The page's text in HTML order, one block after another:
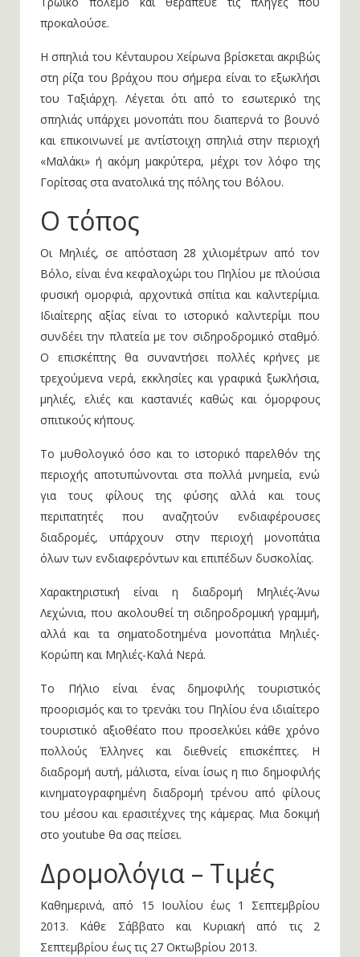
Τρωικό πόλεμο και θεράπευε τις πληγές που
Η σπηλιά του Κένταυρου Χείρωνα βρίσκεται ακριβώς
στη ρίζα του βράχου που σήμερα είναι το εξωκλήσι
του Ταξιάρχη. Λέγεται ότι από το εσωτερικό της
σπηλιάς υπάρχει μονοπάτι που διαπερνά το βουνό
και επικοινωνεί με αντίστοιχη σπηλιά στην περιοχή
«Μαλάκι» ή ακόμη μακρύτερα, μέχρι τον λόφο της
Ο τόπος
Οι Μηλιές, σε απόσταση 28 χιλιομέτρων από τον
Βόλο, είναι ένα κεφαλοχώρι του Πηλίου με πλούσια
φυσική ομορφιά, αρχοντικά σπίτια και καλντερίμια.
Ιδιαίτερης αξίας είναι το ιστορικό καλντερίμι που
συνδέει την πλατεία με τον σιδηροδρομικό σταθμό.
Ο επισκέπτης θα συναντήσει πολλές κρήνες με
τρεχούμενα νερά, εκκλησίες και γραφικά ξωκλήσια,
μηλιές, ελιές και καστανιές καθώς και όμορφους
Το μυθολογικό όσο και το ιστορικό παρελθόν της
περιοχής αποτυπώνονται στα πολλά μνημεία, ενώ
για τους φίλους της φύσης αλλά και τους
περιπατητές που αναζητούν ενδιαφέρουσες
διαδρομές, υπάρχουν στην περιοχή μονοπάτια
Χαρακτηριστική είναι η διαδρομή Μηλιές-Άνω
Λεχώνια, που ακολουθεί τη σιδηροδρομική γραμμή,
αλλά και τα σηματοδοτημένα μονοπάτια Μηλιές-
Το Πήλιο είναι ένας δημοφιλής τουριστικός
προορισμός και το τρενάκι του Πηλίου ένα ιδιαίτερο
τουριστικό αξιοθέατο που προσελκύει κάθε χρόνο
πολλούς Έλληνες και διεθνείς επισκέπτες. Η
διαδρομή αυτή, μάλιστα, είναι ίσως η πιο δημοφιλής
κινηματογραφημένη διαδρομή τρένου από φίλους
του μέσου και ερασιτέχνες της κάμερας. Μια δοκιμή
Δρομολόγια – Τιμές
Καθημερινά, από 15 Ιουλίου έως 1 Σεπτεμβρίου
2013. Κάθε Σάββατο και Κυριακή από τις 2